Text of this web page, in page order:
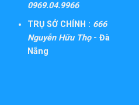
0969.04.9966
TRỤ SỞ CHÍNH : 666
Nguyễn Hữu Thọ- Đà
Nẵng